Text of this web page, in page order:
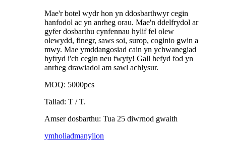
Mae'r botel wydr hon yn ddosbarthwyr cegin
hanfodol ac yn anrheg orau. Mae'n ddelfrydol ar
gyfer dosbarthu cynfennau hylif fel olew
olewydd, finegr, saws soi, surop, coginio gwin a
mwy. Mae ymddangosiad cain yn ychwanegiad
hyfryd i'ch cegin neu fwyty! Gall hefyd fod yn
anrheg drawiadol am sawl achlysur.
MOQ: 5000pcs
Taliad: T / T.
Amser dosbarthu: Tua 25 diwrnod gwaith
ymholiadmanylion